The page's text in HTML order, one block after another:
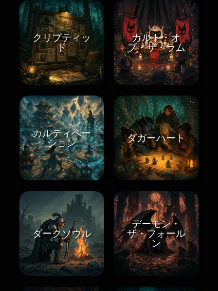
クリプティッ
ド
カルト・オ
ブ・ザ・ラム
カルティベー
ション
ダガーハート
ダークソウル
デーモン・
ザ・フォール
ン